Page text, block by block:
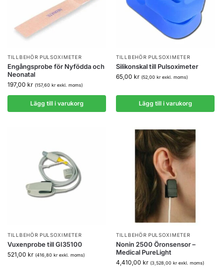
TILLBEHÖR PULSOXIMETER
Engångsprobe för Nyfödda och
Neonatal
197,00 kr (157,60 krexkl. moms)
Lägg till i varukorg
TILLBEHÖR PULSOXIMETER
Silikonskal till Pulsoximeter
65,00 kr (52,00 krexkl. moms)
Lägg till i varukorg
TILLBEHÖR PULSOXIMETER
Vuxenprobe till GI35100
521,00 kr (416,80 krexkl. moms)
TILLBEHÖR PULSOXIMETER
Nonin 2500 Öronsensor –
Medical PureLight
4,410,00 kr (3,528,00 krexkl. moms)